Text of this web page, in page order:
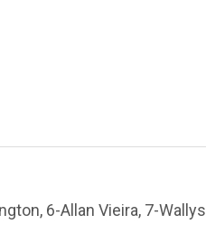
6-Allan Vieira, 7-